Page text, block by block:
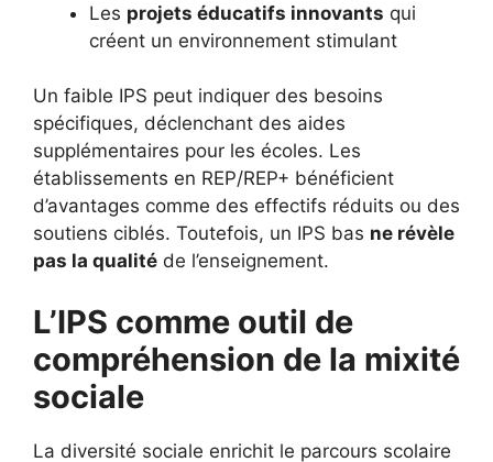
Les projets éducatifs innovants qui
créent un environnement stimulant
Un faible IPS peut indiquer des besoins
spécifiques, déclenchant des aides
supplémentaires pour les écoles. Les
établissements en REP/REP+ bénéficient
d’avantages comme des effectifs réduits ou des
soutiens ciblés. Toutefois, un IPS bas ne révèle
pas la qualité de l’enseignement.
L’IPS comme outil de
compréhension de la mixité
sociale
La diversité sociale enrichit le parcours scolaire